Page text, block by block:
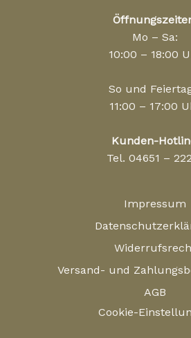
Mo – Sa:
10:00 – 18:00
So und
11:00 – 17:00
Kunden-
Tel. 04651 –
Impressum
Versand- und
AGB
Cookie-